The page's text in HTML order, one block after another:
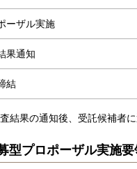
ーザル実施
果通知
結
結果の通知後、受託候補者
型プロポーザル実施